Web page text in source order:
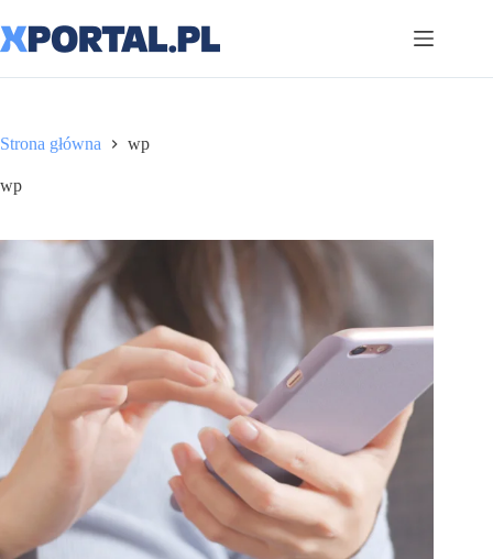
do
treści
Strona główna wp
wp